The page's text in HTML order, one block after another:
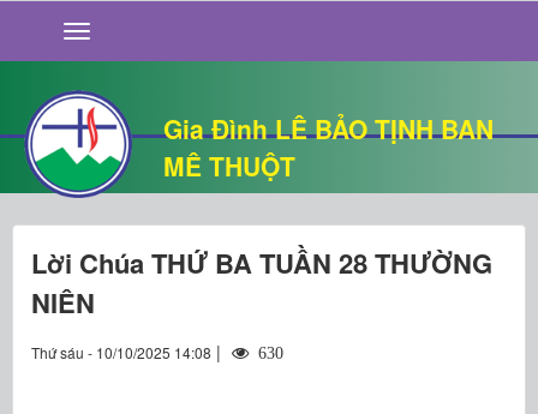
Gia Đình LÊ BẢO TỊNH BAN
MÊ THUỘT
GIỚI THIỆU
TIN TỨC
SỐNG ĐẠO
CHUYỆN NHÀ
QUÁN VĂN
THƯ GIÃN
Lời Chúa THỨ BA TUẦN 28 THƯỜNG
NIÊN
Thứ sáu - 10/10/2025 14:08 | 630